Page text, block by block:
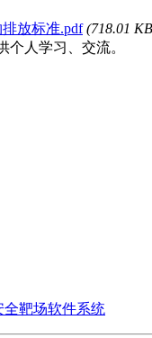
放标准.pdf (718.01
个人学习、交流。
全靶场软件系统